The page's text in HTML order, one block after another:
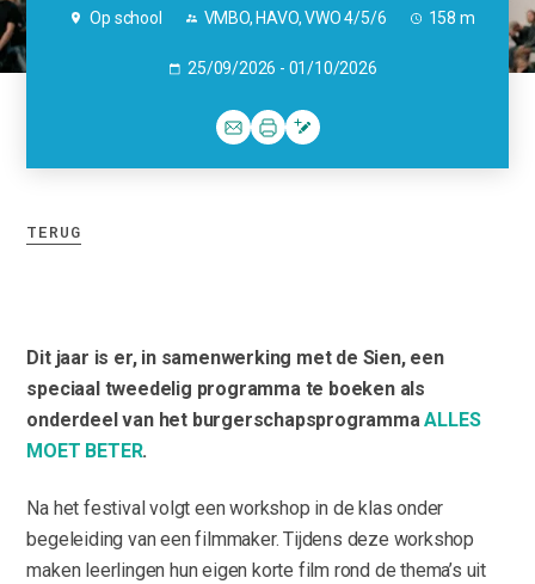
Op school VMBO, HAVO, VWO 4/5/6 158 m
25/09/2026 - 01/10/2026
TERUG
Dit jaar is er, in samenwerking met de Sien, een
speciaal tweedelig programma te boeken als
onderdeel van het burgerschapsprogrammaALLES
MOET BETER.
Na het festival volgt een workshop in de klas onder
begeleiding van een filmmaker. Tijdens deze workshop
maken leerlingen hun eigen korte film rond de thema’s uit